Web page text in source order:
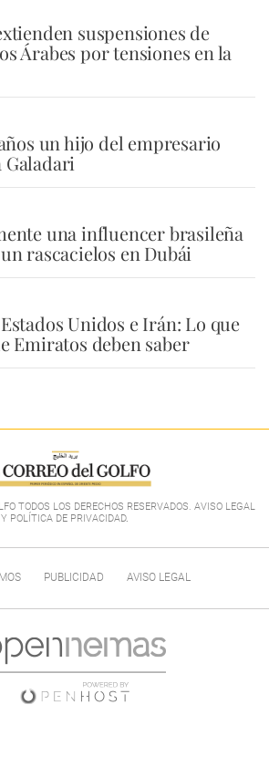
suspensiones de
Árabes por tensiones en la
un hijo del empresario
una influencer brasileña
rascacielos en Dubái
Unidos e Irán: Lo que
Emiratos deben saber
TODOS LOS DERECHOS RESERVADOS. AVISO LEGAL
Y POLÍTICA DE PRIVACIDAD.
PUBLICIDAD AVISO LEGAL